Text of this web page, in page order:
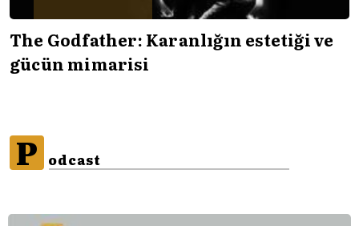
The Godfather: Karanlığın estetiği ve
gücün mimarisi
P odcast